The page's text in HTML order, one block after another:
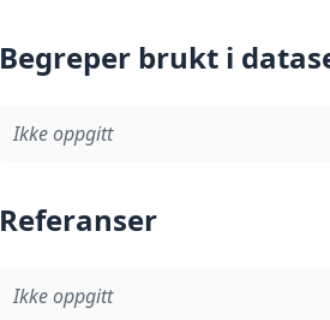
Begreper brukt i
Ikke oppgitt
Referanser
Ikke oppgitt